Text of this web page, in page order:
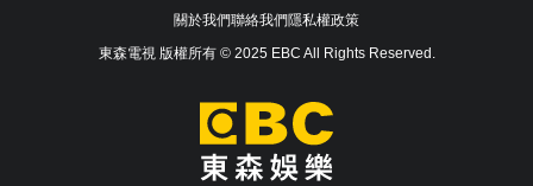
關於我們聯絡我們隱私權政策
東森電視 版權所有 © 2025 EBC All Rights Reserved.